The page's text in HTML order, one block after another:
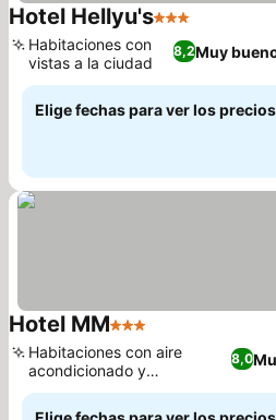
Hotel Hellyu's3 Estrellas
8,2Muy
Habitaciones con
vistas a la ciudad
Elige fechas para ver los
Hotel MM3 Estrellas
8,0
Habitaciones con aire
acondicionado y
entretenimiento